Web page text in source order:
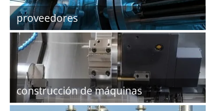
proveedores
construcción de máquinas